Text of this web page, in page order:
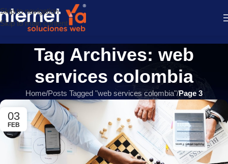
Skip to navigation
Skip to main content
Tag Archives: web
services colombia
Home/Posts Tagged "web services colombia"/Page 3
03
FEB